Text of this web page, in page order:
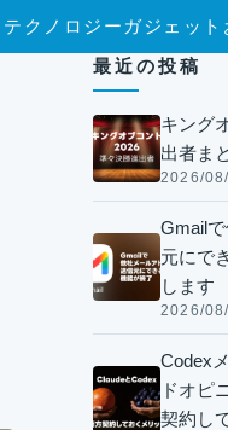
テクノロジー ガジェット
最近の投稿
キング
出者ま
2026/
Gmail
元にで
します
2026/
Codex
ドオピ
契約し